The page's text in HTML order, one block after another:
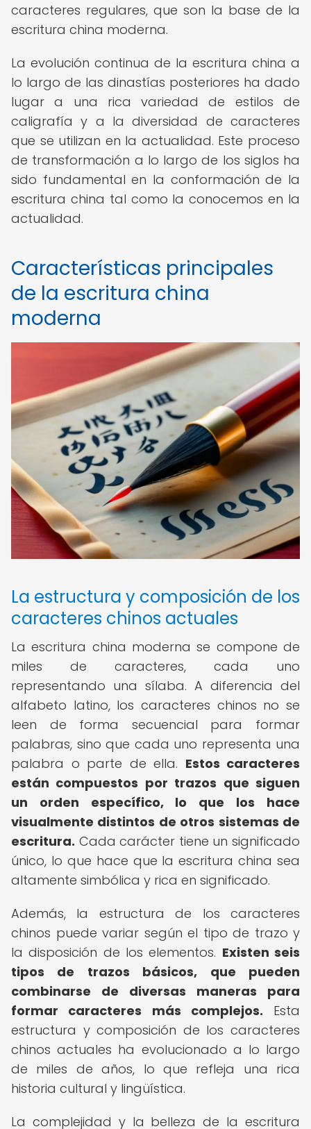
caracteres regulares, que son la base de la
escritura china moderna.
La evolución continua de la escritura china a
lo largo de las dinastías posteriores ha dado
lugar a una rica variedad de estilos de
caligrafía y a la diversidad de caracteres
que se utilizan en la actualidad. Este proceso
de transformación a lo largo de los siglos ha
sido fundamental en la conformación de la
escritura china tal como la conocemos en la
actualidad.
Características principales
de la escritura china
moderna
La estructura y composición de los
caracteres chinos actuales
La escritura china moderna se compone de
miles de caracteres, cada uno
representando una sílaba. A diferencia del
alfabeto latino, los caracteres chinos no se
leen de forma secuencial para formar
palabras, sino que cada uno representa una
palabra o parte de ella. Estos caracteres
están compuestos por trazos que siguen
un orden específico, lo que los hace
visualmente distintos de otros sistemas de
escritura. Cada carácter tiene un significado
único, lo que hace que la escritura china sea
altamente simbólica y rica en significado.
Además, la estructura de los caracteres
chinos puede variar según el tipo de trazo y
la disposición de los elementos. Existen seis
tipos de trazos básicos, que pueden
combinarse de diversas maneras para
formar caracteres más complejos. Esta
estructura y composición de los caracteres
chinos actuales ha evolucionado a lo largo
de miles de años, lo que refleja una rica
historia cultural y lingüística.
La complejidad y la belleza de la escritura